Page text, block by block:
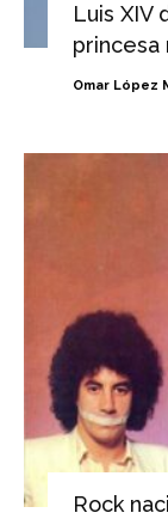
Luis XIV
princesa
Omar López
Rock